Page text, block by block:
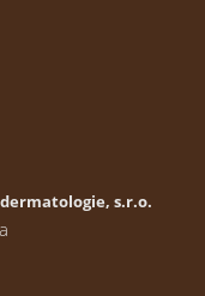
s.r.o.